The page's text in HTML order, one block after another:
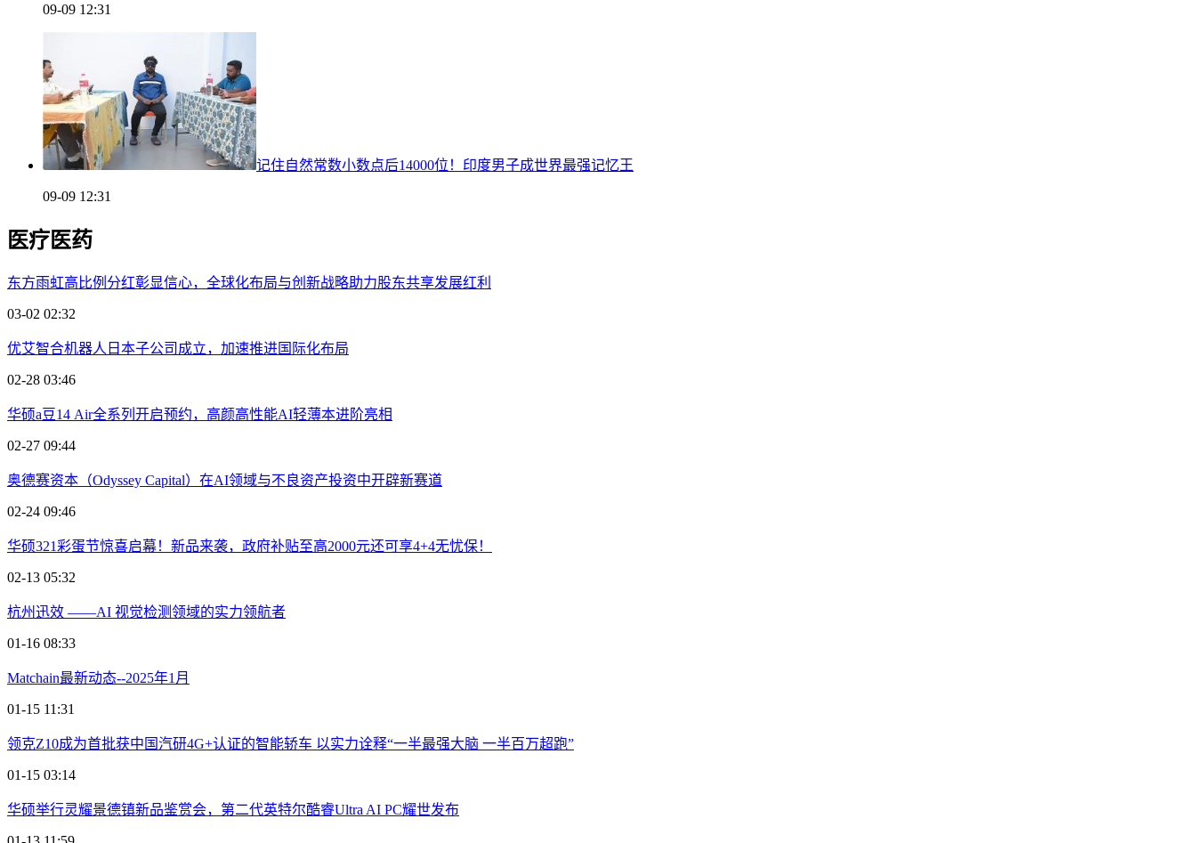
09-09 12:31
记住自然常数小数点后14000位！印度男子成世界最强记忆王
09-09 12:31
医疗医药
东方雨虹高比例分红彰显信心，全球化布局与创新战略助力股东共享发展红利
03-02 02:32
优艾智合机器人日本子公司成立，加速推进国际化布局
02-28 03:46
华硕a豆14 Air全系列开启预约，高颜高性能AI轻薄本进阶亮相
02-27 09:44
奥德赛资本（Odyssey Capital）在AI领域与不良资产投资中开辟新赛道
02-24 09:46
华硕321彩蛋节惊喜启幕！新品来袭，政府补贴至高2000元还可享4+4无忧保！
02-13 05:32
杭州迅效 ——AI 视觉检测领域的实力领航者
01-16 08:33
Matchain最新动态--2025年1月
01-15 11:31
领克Z10成为首批获中国汽研4G+认证的智能轿车 以实力诠释“一半最强大脑 一半百万超跑”
01-15 03:14
华硕举行灵耀景德镇新品鉴赏会，第二代英特尔酷睿Ultra AI PC耀世发布